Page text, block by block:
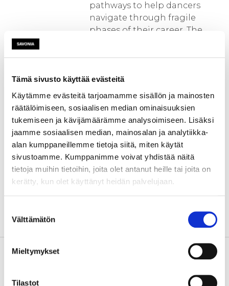
Tämä sivusto käyttää evästeitä
Käytämme evästeitä tarjoamamme sisällön ja mainosten
räätälöimiseen, sosiaalisen median ominaisuuksien
tukemiseen ja kävijämäärämme analysoimiseen. Lisäksi
jaamme sosiaalisen median, mainosalan ja analytiikka-
alan kumppaneillemme tietoja siitä, miten käytät
sivustoamme. Kumppanimme voivat yhdistää näitä
tietoja muihin tietoihin, joita olet antanut heille tai joita on
kerätty, kun olet käyttänyt heidän palvelujaan.
valinta
Välttämätön
Mieltymykset
Tilastot
pathways to help dancers
navigate through fragile
phases of their career. The
research, the e-learning
course on dance sector
economy and management -
co-created by universities,
dance institutions, and
educational centers - will be
developed. NewSteps Project
will host networking events,
conferences, and meetings,
to raise awareness and foster
Kehittämistarve
NewSteps is a 36-month
project focused on supporting